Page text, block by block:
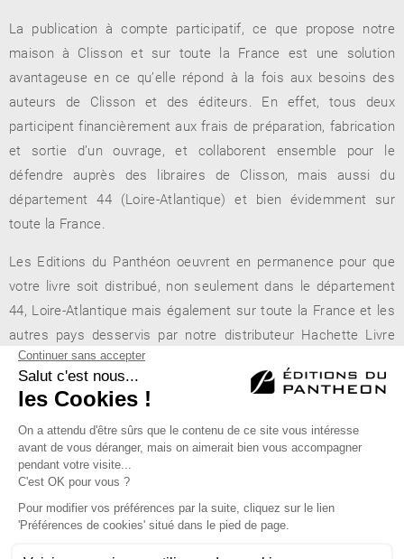
La publication à compte participatif, ce que propose notre
maison à Clisson et sur toute la France est une solution
avantageuse en ce qu’elle répond à la fois aux besoins des
auteurs de Clisson et des éditeurs. En effet, tous deux
participent financièrement aux frais de préparation, fabrication
et sortie d’un ouvrage, et collaborent ensemble pour le
défendre auprès des libraires de Clisson, mais aussi du
département 44 (Loire-Atlantique) et bien évidemment sur
toute la France.
Les Editions du Panthéon oeuvrent en permanence pour que
votre livre soit distribué, non seulement dans le département
44, Loire-Atlantique mais également sur toute la France et les
autres pays desservis par notre distributeur Hachette Livre
(Belgique, Suisse, Canada...).
Espace Culturel E-Leclerc - Route de Nantes - 44190 Clisson
Éditions du Panthéon - 12, rue Antoine Bourdelle
75015 Paris
01 43 71 14 72